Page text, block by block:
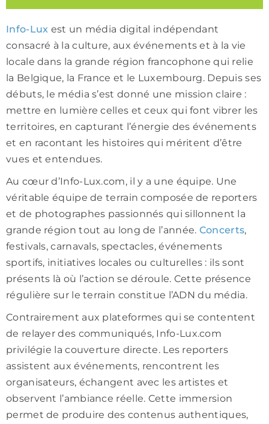
Info-Lux est un média digital indépendant
consacré à la culture, aux événements et à la vie
locale dans la grande région francophone qui relie
la Belgique, la France et le Luxembourg. Depuis ses
débuts, le média s’est donné une mission claire :
mettre en lumière celles et ceux qui font vibrer les
territoires, en capturant l’énergie des événements
et en racontant les histoires qui méritent d’être
vues et entendues.
Au cœur d’Info-Lux.com, il y a une équipe. Une
véritable équipe de terrain composée de reporters
et de photographes passionnés qui sillonnent la
grande région tout au long de l’année. Concerts,
festivals, carnavals, spectacles, événements
sportifs, initiatives locales ou culturelles : ils sont
présents là où l’action se déroule. Cette présence
régulière sur le terrain constitue l’ADN du média.
Contrairement aux plateformes qui se contentent
de relayer des communiqués, Info-Lux.com
privilégie la couverture directe. Les reporters
assistent aux événements, rencontrent les
organisateurs, échangent avec les artistes et
observent l’ambiance réelle. Cette immersion
permet de produire des contenus authentiques,